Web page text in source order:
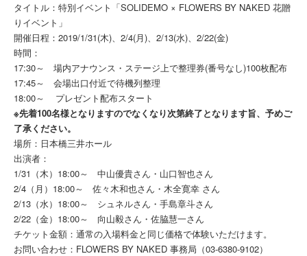
タイトル：特別イベント「SOLIDEMO × FLOWERS BY NAKED 花贈
りイベント」
開催日程：2019/1/31(木)、2/4(月)、2/13(水)、2/22(金)
時間：
17:30～ 場内アナウンス・ステージ上で整理券(番号なし)100枚配布
17:45～ 会場出口付近で待機列整理
18:00～ プレゼント配布スタート
※先着100名様となりますのでなくなり次第終了となります旨、予めご
了承ください。
場所：日本橋三井ホール
出演者：
1/31（木）18:00～ 中山優貴さん・山口智也さん
2/4（月）18:00～ 佐々木和也さん・木全寛幸 さん
2/13（水）18:00～ シュネルさん・手島章斗さん
2/22（金）18:00～ 向山毅さん・佐脇慧一さん
チケット金額：通常の入場料金と同じ価格で体験いただけます。
お問い合わせ：FLOWERS BY NAKED 事務局（03-6380-9102）